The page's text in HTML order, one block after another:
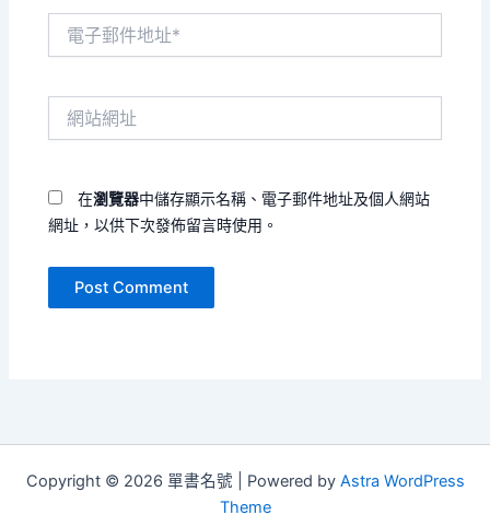
在瀏覽器中儲存顯示名稱、電子郵件地址及個人網站
網址，以供下次發佈留言時使用。
Copyright © 2026 單書名號 | Powered by Astra WordPress
Theme